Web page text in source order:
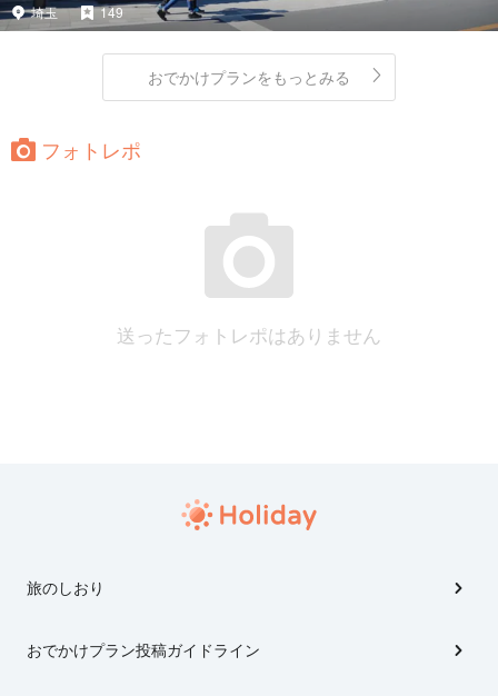
埼玉 149
おでかけプランをもっとみる
フォトレポ
送ったフォトレポはありません
旅のしおり
おでかけプラン投稿ガイドライン